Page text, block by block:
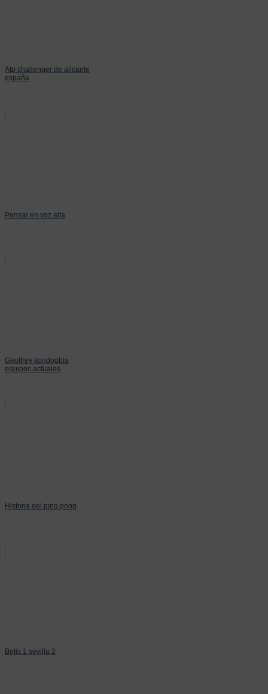
Atp challenger de alicante
españa
Pensar en voz alta
Geoffrey kondogbia
equipos actuales
Historia del ping pong
Betis 1 sevilla 2